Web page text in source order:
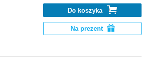
Do koszyka
Na prezent